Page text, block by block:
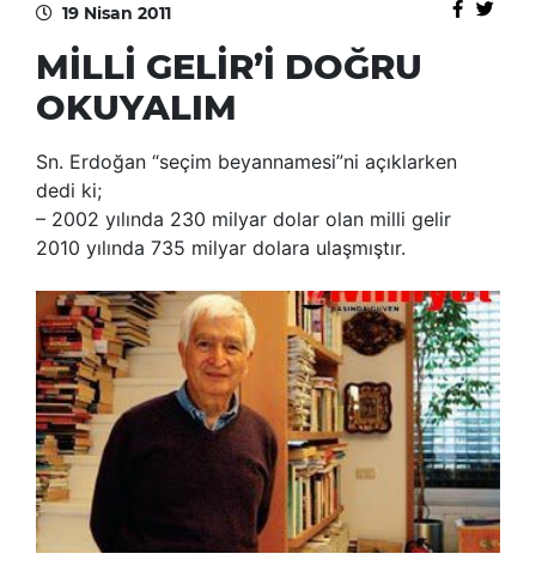
19 Nisan 2011
MİLLİ GELİR’İ DOĞRU
OKUYALIM
Sn. Erdoğan “seçim beyannamesi”ni açıklarken
dedi ki;
– 2002 yılında 230 milyar dolar olan milli gelir
2010 yılında 735 milyar dolara ulaşmıştır.